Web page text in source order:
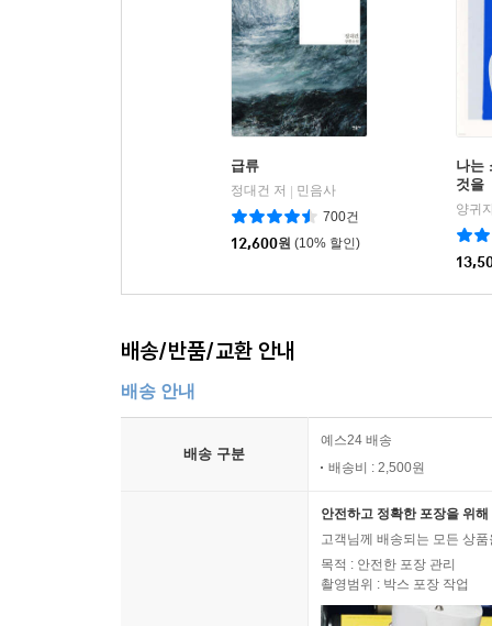
급류
정대건 저
민음사
700건
12,600원 (10% 할인)
나는
것을
양귀
배송/반품/교환 안내
배송 안내
배송 구분
예스24 배송
배송비 : 2,500원
안전하고 정확한 포장을 위
고객님께 배송되는 모든 상
목적 : 안전한 포장 관리
촬영범위 : 박스 포장 작업